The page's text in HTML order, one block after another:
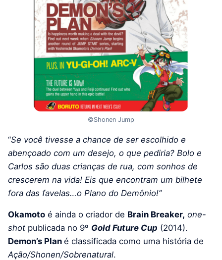
©Shonen Jump
“Se você tivesse a chance de ser escolhido e
abençoado com um desejo, o que pediria? Bolo e
Carlos são duas crianças de rua, com sonhos de
crescerem na vida! Eis que encontram um bilhete
fora das favelas…o Plano do Demônio!”
Okamoto é ainda o criador de Brain Breaker, one-
shot publicada no 9º Gold Future Cup (2014).
Demon’s Plan é classificada como uma história de
Ação/Shonen/Sobrenatural.